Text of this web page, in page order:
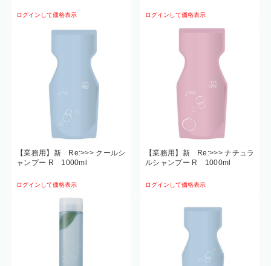
ログインして価格表示 ログインして価格表示
【業務用】新 Re:>>> クールシ
ャンプー R 1000ml
ログインして価格表示
【業務用】新 Re:>>> ナチュラ
ルシャンプー R 1000ml
ログインして価格表示